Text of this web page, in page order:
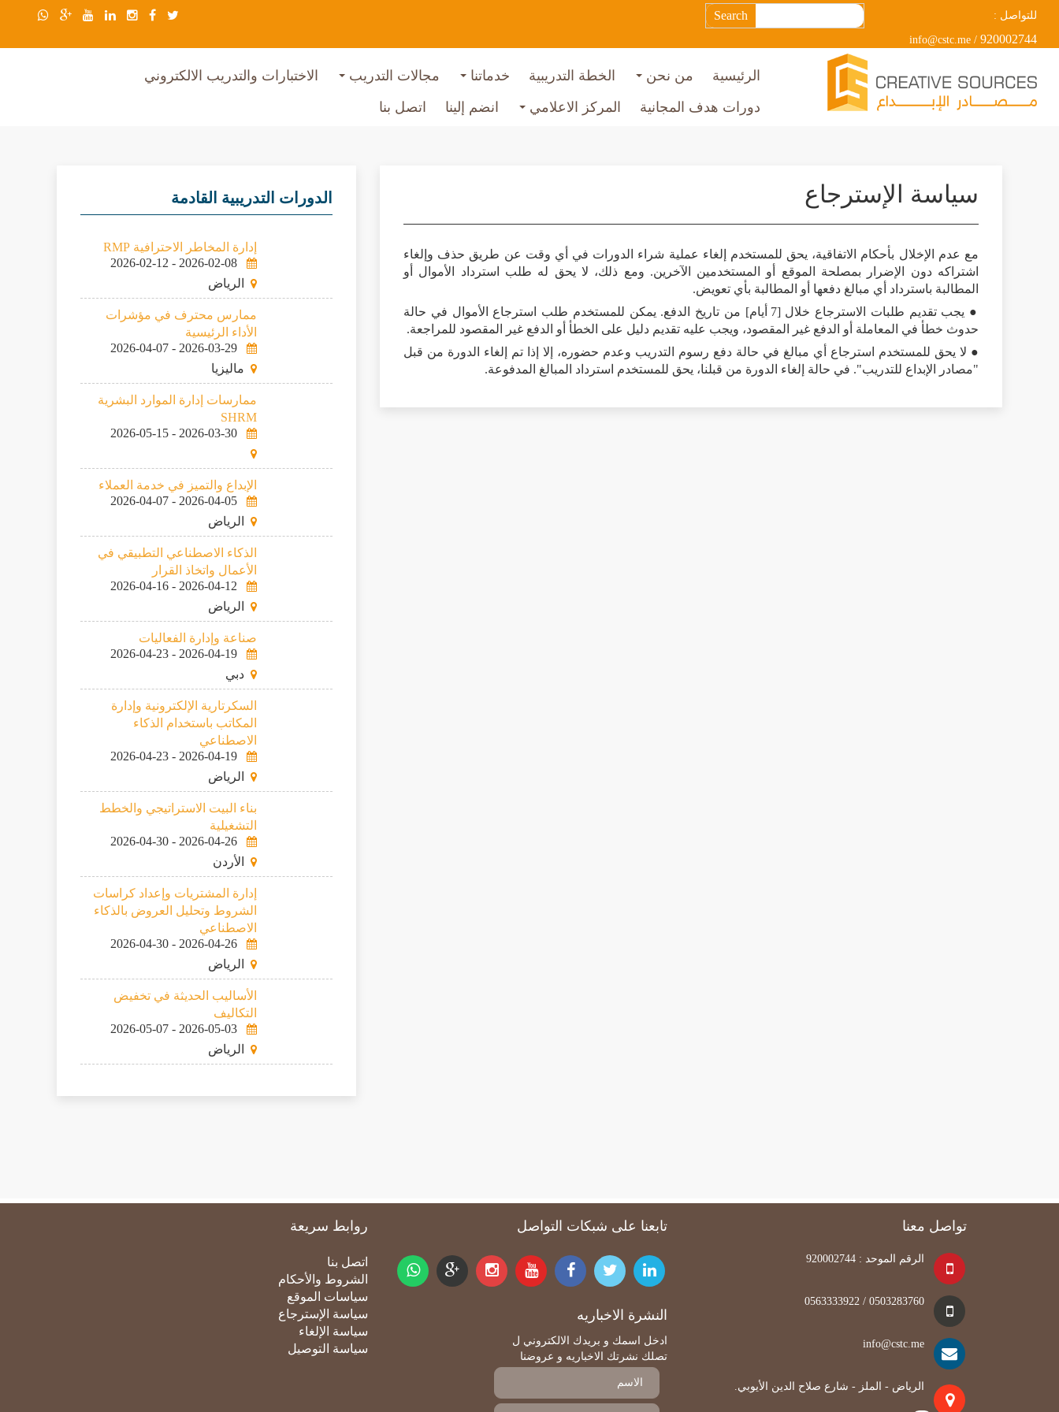
للتواصل :
920002744
/ info@cstc.me
Search
الرئيسية من نحن الخطة التدريبية خدماتنا مجالات التدريب
الاختبارات والتدريب الالكتروني
دورات هدف المجانية
المركز الاعلامي انضم إلينا اتصل بنا
سياسة الإسترجاع
مع عدم الإخلال بأحكام الاتفاقية، يحق للمستخدم إلغاء عملية شراء الدورات في أي وقت عن طريق حذف وإلغاء
اشتراكه دون الإضرار بمصلحة الموقع أو المستخدمين الآخرين. ومع ذلك، لا يحق له طلب استرداد الأموال أو
المطالبة باسترداد أي مبالغ دفعها أو المطالبة بأي تعويض.
● يجب تقديم طلبات الاسترجاع خلال [7 أيام] من تاريخ الدفع. يمكن للمستخدم طلب استرجاع الأموال في حالة
حدوث خطأ في المعاملة أو الدفع غير المقصود، ويجب عليه تقديم دليل على الخطأ أو الدفع غير المقصود للمراجعة.
● لا يحق للمستخدم استرجاع أي مبالغ في حالة دفع رسوم التدريب وعدم حضوره، إلا إذا تم إلغاء الدورة من قبل
"مصادر الإبداع للتدريب". في حالة إلغاء الدورة من قبلنا، يحق للمستخدم استرداد المبالغ المدفوعة.
الدورات التدريبية القادمة
إدارة المخاطر الاحترافية RMP
2026-02-08
-
2026-02-12
الرياض
ممارس محترف في مؤشرات
الأداء الرئيسية
2026-03-29
-
2026-04-07
ماليزيا
ممارسات إدارة الموارد البشرية
SHRM
2026-03-30
-
2026-05-15
الإبداع والتميز في خدمة العملاء
2026-04-05
-
2026-04-07
الرياض
الذكاء الاصطناعي التطبيقي في
الأعمال واتخاذ القرار
2026-04-12
-
2026-04-16
الرياض
صناعة وإدارة الفعاليات
2026-04-19
-
2026-04-23
دبي
السكرتارية الإلكترونية وإدارة
المكاتب باستخدام الذكاء
الاصطناعي
2026-04-19
-
2026-04-23
الرياض
بناء البيت الاستراتيجي والخطط
التشغيلية
2026-04-26
-
2026-04-30
الأردن
إدارة المشتريات وإعداد كراسات
الشروط وتحليل العروض بالذكاء
الاصطناعي
2026-04-26
-
2026-04-30
الرياض
الأساليب الحديثة في تخفيض
التكاليف
2026-05-03
-
2026-05-07
الرياض
تواصل معنا
الرقم الموحد : 920002744
0503283760 / 0563333922
info@cstc.me
الرياض - الملز - شارع صلاح الدين الأيوبي.
تابعنا على شبكات التواصل
النشرة الاخباريه
ادخل اسمك و بريدك الالكتروني ل
تصلك نشرتك الاخباريه و عروضنا
روابط سريعة
Footer
اتصل بنا
الشروط والأحكام
سياسات الموقع
سياسة الإسترجاع
سياسة الإلغاء
سياسة التوصيل